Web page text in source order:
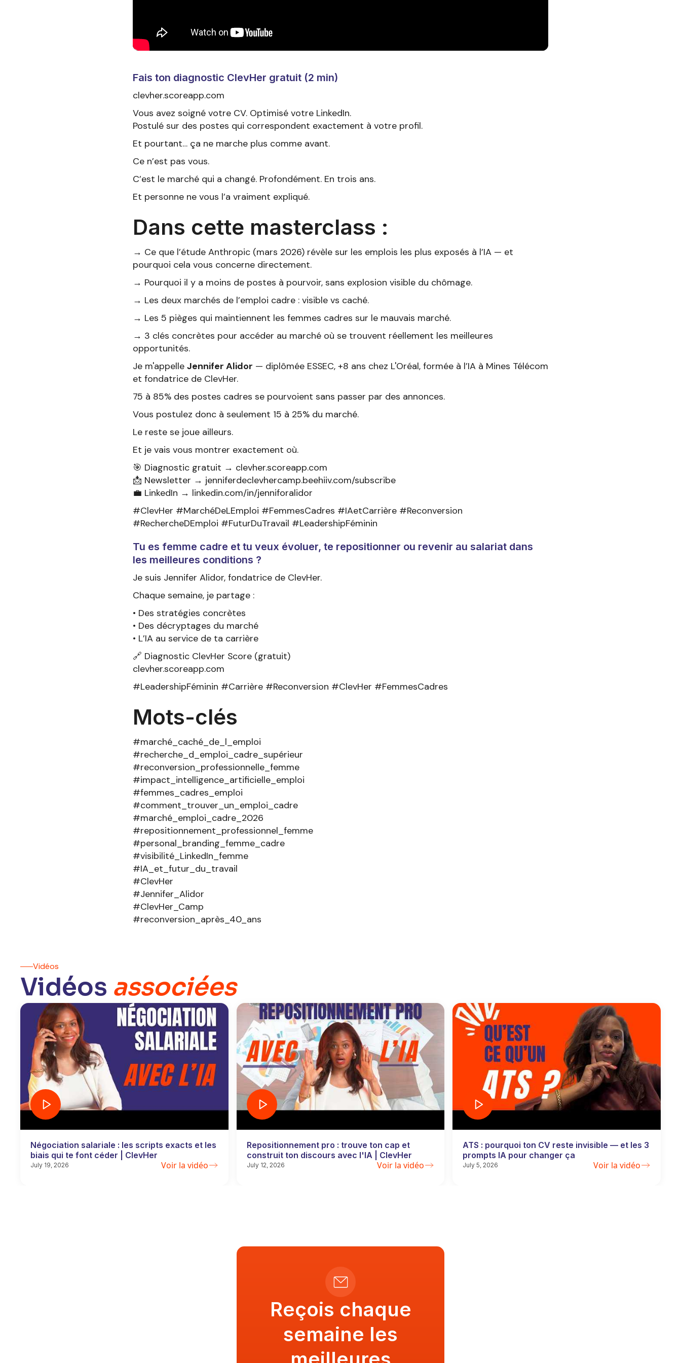
Fais ton diagnostic ClevHer gratuit (2 min)
clevher.scoreapp.com
Vous avez soigné votre CV. Optimisé votre LinkedIn.
Postulé sur des postes qui correspondent exactement à votre profil.
Et pourtant… ça ne marche plus comme avant.
Ce n’est pas vous.
C’est le marché qui a changé. Profondément. En trois ans.
Et personne ne vous l’a vraiment expliqué.
Dans cette masterclass :
→ Ce que l’étude Anthropic (mars 2026) révèle sur les emplois les plus exposés à l’IA — et
pourquoi cela vous concerne directement.
→ Pourquoi il y a moins de postes à pourvoir, sans explosion visible du chômage.
→ Les deux marchés de l’emploi cadre : visible vs caché.
→ Les 5 pièges qui maintiennent les femmes cadres sur le mauvais marché.
→ 3 clés concrètes pour accéder au marché où se trouvent réellement les meilleures
opportunités.
Je m'appelle Jennifer Alidor — diplômée ESSEC, +8 ans chez L'Oréal, formée à l’IA à Mines Télécom
et fondatrice de ClevHer.
75 à 85% des postes cadres se pourvoient sans passer par des annonces.
Vous postulez donc à seulement 15 à 25% du marché.
Le reste se joue ailleurs.
Et je vais vous montrer exactement où.
🎯 Diagnostic gratuit → clevher.scoreapp.com
📩 Newsletter → jenniferdeclevhercamp.beehiiv.com/subscribe
💼 LinkedIn → linkedin.com/in/jenniforalidor
#ClevHer #MarchéDeLEmploi #FemmesCadres #IAetCarrière #Reconversion
#RechercheDEmploi #FuturDuTravail #LeadershipFéminin
Tu es femme cadre et tu veux évoluer, te repositionner ou revenir au salariat dans
les meilleures conditions ?
Je suis Jennifer Alidor, fondatrice de ClevHer.
Chaque semaine, je partage :
• Des stratégies concrètes
• Des décryptages du marché
• L’IA au service de ta carrière
🔗 Diagnostic ClevHer Score (gratuit)
clevher.scoreapp.com
#LeadershipFéminin #Carrière #Reconversion #ClevHer #FemmesCadres
Mots-clés
#marché_caché_de_l_emploi
#recherche_d_emploi_cadre_supérieur
#reconversion_professionnelle_femme
#impact_intelligence_artificielle_emploi
#femmes_cadres_emploi
#comment_trouver_un_emploi_cadre
#marché_emploi_cadre_2026
#repositionnement_professionnel_femme
#personal_branding_femme_cadre
#visibilité_LinkedIn_femme
#IA_et_futur_du_travail
#ClevHer
#Jennifer_Alidor
#ClevHer_Camp
#reconversion_après_40_ans
Vidéos
Vidéos associées
Négociation salariale : les scripts exacts et les
biais qui te font céder | ClevHer
July 19, 2026 Voir la vidéo
Repositionnement pro : trouve ton cap et
construit ton discours avec l'IA | ClevHer
July 12, 2026 Voir la vidéo
ATS : pourquoi ton CV reste invisible — et les 3
prompts IA pour changer ça
July 5, 2026 Voir la vidéo
Reçois chaque
semaine les